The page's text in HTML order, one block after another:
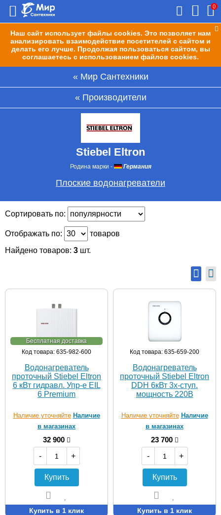
Наш сайт использует файлы cookies. Это позволяет нам
анализировать взаимодействие посетителей с сайтом и
делать его лучше. Продолжая пользоваться сайтом, вы
соглашаетесь с использованием файлов cookies.
0
Мир Сантехники
Производители
Stiebel Eltron
Родина марки - Германия
Плоские водонагреватели
Сортировать по:
Отображать по:
товаров
Найдено товаров: 3 шт.
Бесплатная доставка
Код товара: 635-982-600
Водонагреватель
проточный Stiebel Eltron
6 кВт гидравл. Упр-е EIL
6 Premium
Наличие уточняйте Наличие
в магазинах
32 900
-
+
Купить
Купить в 1 клик
Код товара: 635-659-200
Водонагреватель
проточный Stiebel Eltron
DDH 6кВт 3х-ступ.
мощность 220В
Наличие уточняйте Наличие
в магазинах
23 700
-
+
Купить
Купить в 1 клик